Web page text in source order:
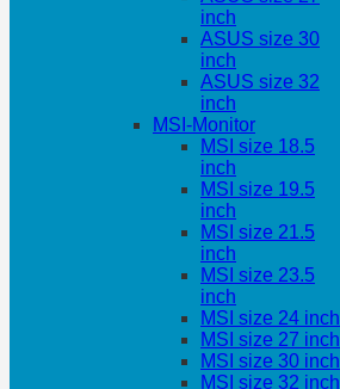
inch
ASUS size 30
inch
ASUS size 32
inch
MSI-Monitor
MSI size 18.5
inch
MSI size 19.5
inch
MSI size 21.5
inch
MSI size 23.5
inch
MSI size 24 inch
MSI size 27 inch
MSI size 30 inch
MSI size 32 inch